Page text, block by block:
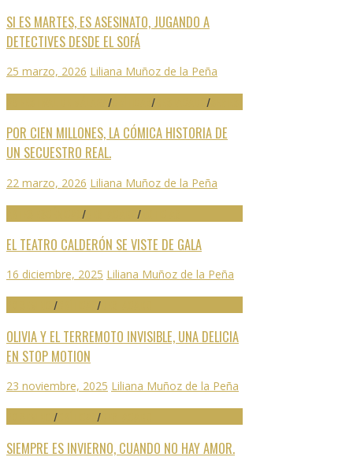
SI ES MARTES, ES ASESINATO, JUGANDO A
DETECTIVES DESDE EL SOFÁ
25 marzo, 2026 Liliana Muñoz de la Peña
/ / /
POR CIEN MILLONES, LA CÓMICA HISTORIA DE
UN SECUESTRO REAL.
22 marzo, 2026 Liliana Muñoz de la Peña
/ /
EL TEATRO CALDERÓN SE VISTE DE GALA
16 diciembre, 2025 Liliana Muñoz de la Peña
/ /
OLIVIA Y EL TERREMOTO INVISIBLE, UNA DELICIA
EN STOP MOTION
23 noviembre, 2025 Liliana Muñoz de la Peña
/ /
SIEMPRE ES INVIERNO, CUANDO NO HAY AMOR.